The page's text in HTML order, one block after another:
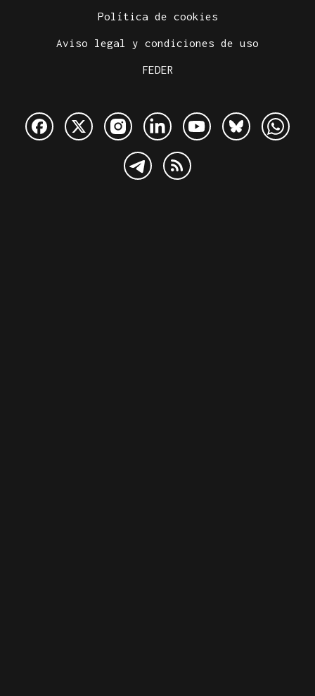
Política de cookies
Aviso legal y condiciones de uso
FEDER